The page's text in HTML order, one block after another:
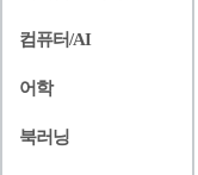
컴퓨터/AI
어학
북러닝